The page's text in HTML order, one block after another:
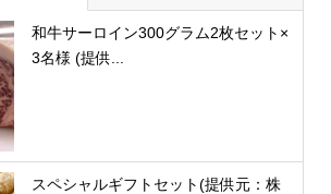
和牛サーロイン300グラム2枚セット×
3名様 (提供...
スペシャルギフトセット(提供元：株